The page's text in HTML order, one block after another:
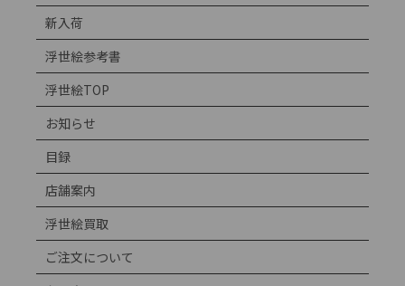
新入荷
浮世絵参考書
浮世絵TOP
お知らせ
目録
店舗案内
浮世絵買取
ご注文について